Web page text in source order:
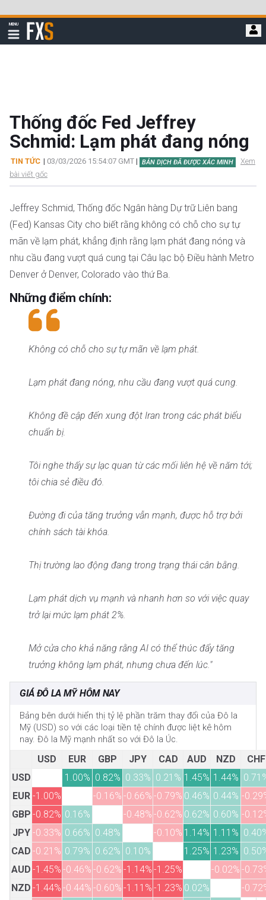
qua
đi
MENU
Hiển
thị
FXStreet
Thống đốc Fed Jeffrey
Schmid: Lạm phát đang nóng
TIN TỨC | 03/03/2026 15:54:07 GMT | BẢN DỊCH ĐÃ ĐƯỢC XÁC MINH
Xem
bài viết gốc
Jeffrey Schmid, Thống đốc Ngân hàng Dự trữ Liên bang
(Fed) Kansas City cho biết rằng không có chỗ cho sự tự
mãn về lạm phát, khẳng định rằng lạm phát đang nóng và
nhu cầu đang vượt quá cung tại Câu lạc bộ Điều hành Metro
Denver ở Denver, Colorado vào thứ Ba.
Những điểm chính:
Không có chỗ cho sự tự mãn về lạm phát.
Lạm phát đang nóng, nhu cầu đang vượt quá cung.
Không đề cập đến xung đột Iran trong các phát biểu
chuẩn bị.
Tôi nghe thấy sự lạc quan từ các mối liên hệ về năm tới;
tôi chia sẻ điều đó.
Đường đi của tăng trưởng vẫn mạnh, được hỗ trợ bởi
chính sách tài khóa.
Thị trường lao động đang trong trạng thái cân bằng.
Lạm phát dịch vụ mạnh và nhanh hơn so với việc quay
trở lại mức lạm phát 2%.
Mở cửa cho khả năng rằng AI có thể thúc đẩy tăng
trưởng không lạm phát, nhưng chưa đến lúc."
GIÁ ĐÔ LA MỸ HÔM NAY
Bảng bên dưới hiển thị tỷ lệ phần trăm thay đổi của Đô la
Mỹ (USD) so với các loại tiền tệ chính được liệt kê hôm
nay. Đô la Mỹ mạnh nhất so với Đô la Úc.
USD EUR GBP JPY CAD AUD NZD
CHF
USD
1.00% 0.82% 0.33% 0.21% 1.45% 1.44%
EUR -1.00% -0.16% -0.66% -0.79% 0.46% 0.44% -
GBP -0.82% 0.16% -0.48% -0.62% 0.62% 0.60% -
JPY -0.33% 0.66% 0.48% -0.10% 1.14% 1.11%
CAD -0.21% 0.79% 0.62% 0.10% 1.25% 1.23%
AUD -1.45% -0.46% -0.62% -1.14% -1.25% -0.02% -
NZD -1.44% -0.44% -0.60% -1.11% -1.23% 0.02%
-